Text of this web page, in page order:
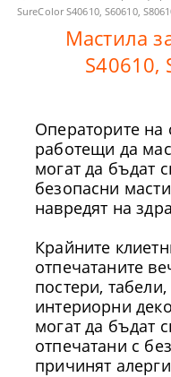
SureColor S40610, S60610,
Мастила
S40610,
Операторите на
работещи да
могат да бъдат
безопасни
навредят на
Крайните
отпечатаните
постери,
интериорни
могат да бъдат
отпечатани с
причинят